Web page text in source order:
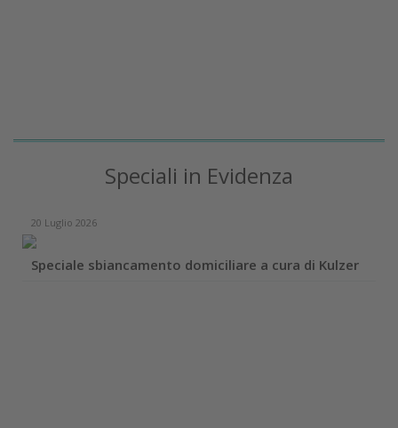
Speciali in Evidenza
20 Luglio 2026
Speciale sbiancamento domiciliare a cura di Kulzer